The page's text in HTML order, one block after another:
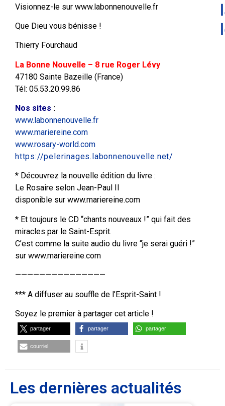
Visionnez-le sur www.labonnenouvelle.fr
Que Dieu vous bénisse !
Thierry Fourchaud
La Bonne Nouvelle – 8 rue Roger Lévy
47180 Sainte Bazeille (France)
Tél: 05.53.20.99.86
Nos sites :
www.labonnenouvelle.fr
www.mariereine.com
www.rosary-world.com
https://pelerinages.labonnenouvelle.net/
* Découvrez la nouvelle édition du livre :
Le Rosaire selon Jean-Paul II
disponible sur www.mariereine.com
* Et toujours le CD “chants nouveaux !” qui fait des
miracles par le Saint-Esprit.
C’est comme la suite audio du livre “je serai guéri !”
sur www.mariereine.com
———————————————
*** A diffuser au souffle de l’Esprit-Saint !
Soyez le premier à partager cet article !
partager partager partager
courriel
Les dernières actualités